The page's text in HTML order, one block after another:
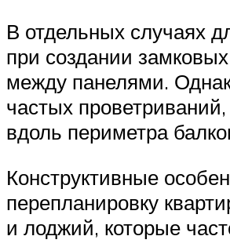
В отдельных случаях
при создании
между панелями.
частых
вдоль периметра
Конструктивные
перепланировку
и лоджий, которые